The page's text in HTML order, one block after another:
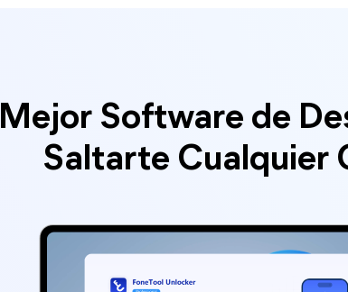
Mejor Software de
Saltarte Cualquier